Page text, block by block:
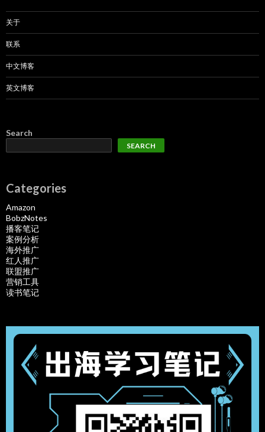
关于
联系
中文博客
英文博客
Search
SEARCH
Categories
Amazon
BobzNotes
播客笔记
案例分析
海外推广
红人推广
联盟推广
营销工具
读书笔记